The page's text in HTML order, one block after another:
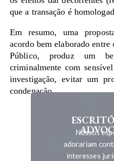
que a transação é
Em resumo, uma
acordo bem elaborado
Público, produz um
criminalmente com
investigação, evitar um
condenação.
Nossos
adorariam
interesses